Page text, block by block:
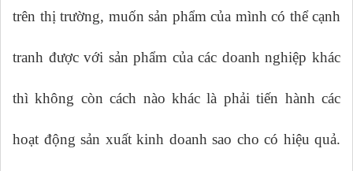
trên thị trường, muốn sản phẩm của mình có thể cạnh
tranh được với sản phẩm của các doanh nghiệp khác
thì không còn cách nào khác là phải tiến hành các
hoạt động sản xuất kinh doanh sao cho có hiệu quả.